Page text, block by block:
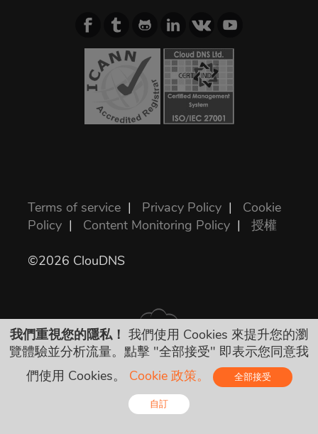
Terms of service | Privacy Policy | Cookie
Policy | Content Monitoring Policy | 授權
©2026 ClouDNS
All prices are final and include all required
taxes. No other hidden charges!
我們重視您的隱私！ 我們使用 Cookies 來提升您的瀏
覽體驗並分析流量。點擊 "全部接受" 即表示您同意我
們使用 Cookies。 Cookie 政策。 全部接受
自訂